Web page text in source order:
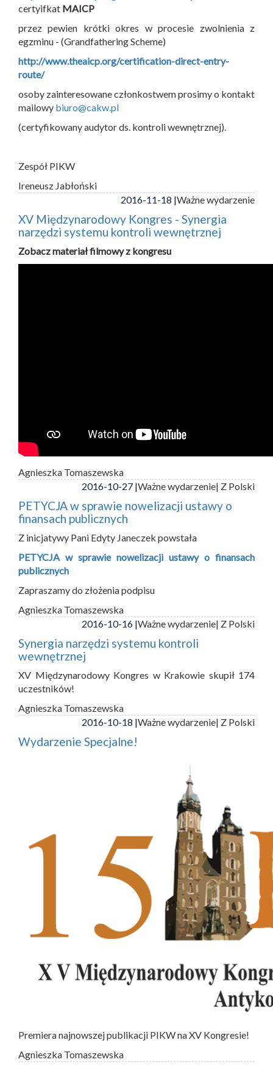
certyifkat MAICP
przez pewien krótki okres w procesie zwolnienia z
egzminu - (Grandfathering Scheme)
http://www.theaicp.org/certification-direct-entry-
route/
osoby zainteresowane członkostwem prosimy o kontakt
mailowy biuro@cakw.pl
(certyfikowany audytor ds. kontroli wewnętrznej).
Zespół PIKW
Ireneusz Jabłoński
2016-11-18 |Ważne wydarzenie
XV Międzynarodowy Kongres - Synergia
narzędzi systemu kontroli wewnętrznej
Zobacz materiał filmowy z kongresu
Agnieszka Tomaszewska
2016-10-27 |Ważne wydarzenie| Z Polski
PETYCJA w sprawie nowelizacji ustawy o
finansach publicznych
Z inicjatywy Pani Edyty Janeczek powstała
PETYCJA w sprawie nowelizacji ustawy o finansach
publicznych
Zapraszamy do złożenia podpisu
Agnieszka Tomaszewska
2016-10-16 |Ważne wydarzenie| Z Polski
Synergia narzędzi systemu kontroli
wewnętrznej
XV Międzynarodowy Kongres w Krakowie skupił 174
uczestników!
Agnieszka Tomaszewska
2016-10-18 |Ważne wydarzenie| Z Polski
Wydarzenie Specjalne!
Premiera najnowszej publikacji PIKW na XV Kongresie!
Agnieszka Tomaszewska